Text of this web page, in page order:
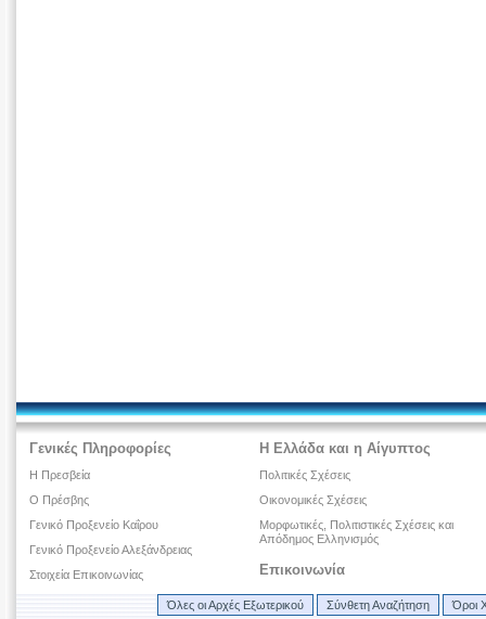
Γενικές Πληροφορίες
Η Πρεσβεία
Ο Πρέσβης
Γενικό Προξενείο Καΐρου
Γενικό Προξενείο Αλεξάνδρειας
Στοιχεία Επικοινωνίας
Η Ελλάδα και η Αίγυπτος
Πολιτικές Σχέσεις
Οικονομικές Σχέσεις
Μορφωτικές, Πολιτιστικές Σχέσεις και
Απόδημος Ελληνισμός
Επικοινωνία
Όλες οι Αρχές Εξωτερικού Σύνθετη Αναζήτηση Όροι